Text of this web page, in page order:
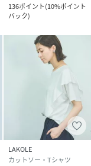
136ポイント(10%ポイント
バック)
LAKOLE
カットソー・Tシャツ